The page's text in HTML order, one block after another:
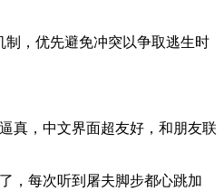
制，优先避免冲突以争取逃生时
真，中文界面超友好，和朋友联
，每次听到屠夫脚步都心跳加